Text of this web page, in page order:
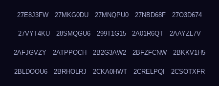
27E8J3FW 27MKG0DU 27MNQPU0 27NBD68F 27O3D674
27VYT4KU 28SMQGU6 299T1G15 2A01R6QT 2AAYZL7V
2AFJGVZY 2ATPPOCH 2B2G3AW2 2BFZFCNW 2BKKV1H5
2BLDOOU6 2BRHOLRJ 2CKA0HWT 2CRELPQI 2CSOTXFR